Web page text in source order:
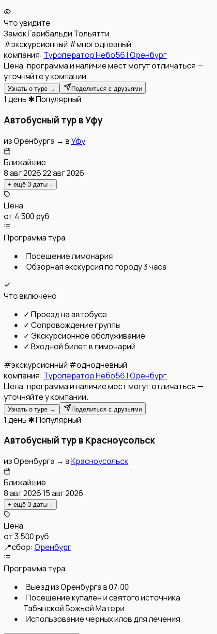
Что увидите
Замок Гарибальди Тольятти
#экскурсионный #многодневный
компания: Туроператор Небо56 | Оренбург
Цена, программа и наличие мест могут отличаться —
уточняйте у компании.
Узнать о туре → Поделиться с друзьями
1 день ✱ Популярный
Автобусный тур в Уфу
изОренбурга → вУфу
Ближайшие
8 авг 2026·22 авг 2026
+ ещё 3 даты ↓
Цена
от 4 500 руб
Программа тура
·Посещение лимонария
·Обзорная экскурсия по городу 3 часа
Что включено
✓ Проезд на автобусе
✓ Сопровождение группы
✓ Экскурсионное обслуживание
✓ Входной билет в лимонарий
#экскурсионный #однодневный
компания: Туроператор Небо56 | Оренбург
Цена, программа и наличие мест могут отличаться —
уточняйте у компании.
Узнать о туре → Поделиться с друзьями
1 день ✱ Популярный
Автобусный тур в Красноусольск
изОренбурга → вКрасноусольск
Ближайшие
8 авг 2026·15 авг 2026
+ ещё 3 даты ↓
Цена
от3 500 руб
📍сбор: Оренбург
Программа тура
·Выезд из Оренбурга в 07:00
·Посещение купален и святого источника
Табынской Божьей Матери
·Использование черных илов для лечения